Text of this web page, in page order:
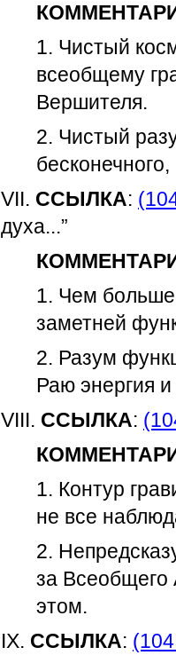
1. Чистый
всеобщему
Вершителя.
2. Чистый
VII. ССЫЛКА:
духа...”
1. Чем больше
заметней
2. Разум
Раю энергия
VIII. ССЫЛКА:
1. Контур
не все
2.
за Всеобщего
этом.
IX. ССЫЛКА: